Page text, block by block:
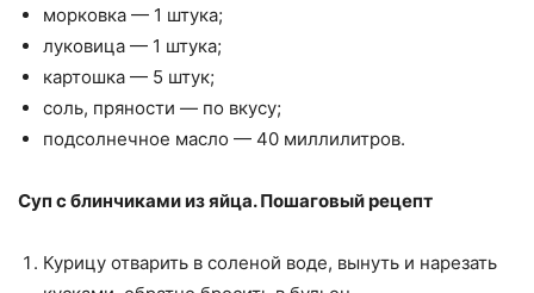
морковка — 1 штука;
луковица — 1 штука;
картошка — 5 штук;
соль, пряности — по вкусу;
подсолнечное масло — 40 миллилитров.
Суп с блинчиками из яйца. Пошаговый рецепт
Курицу отварить в соленой воде, вынуть и нарезать